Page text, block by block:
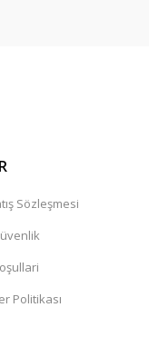
Sözleşmesi
Politikası